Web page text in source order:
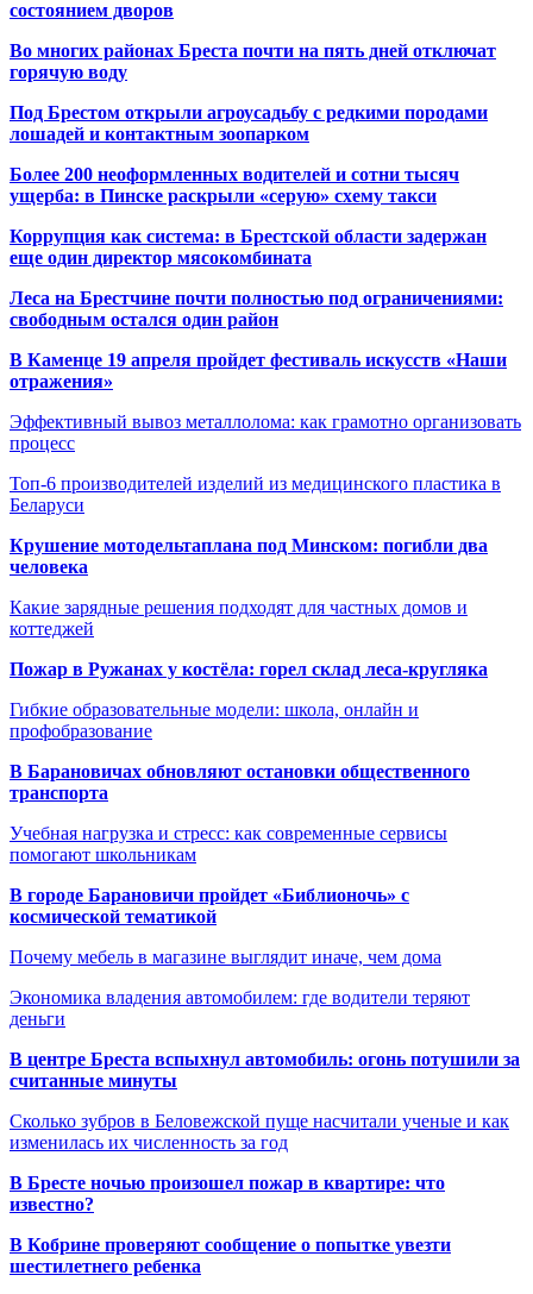
состоянием дворов
Во многих районах Бреста почти на пять дней отключат
горячую воду
Под Брестом открыли агроусадьбу с редкими породами
лошадей и контактным зоопарком
Более 200 неоформленных водителей и сотни тысяч
ущерба: в Пинске раскрыли «серую» схему такси
Коррупция как система: в Брестской области задержан
еще один директор мясокомбината
Леса на Брестчине почти полностью под ограничениями:
свободным остался один район
В Каменце 19 апреля пройдет фестиваль искусств «Наши
отражения»
Эффективный вывоз металлолома: как грамотно организовать
процесс
Топ-6 производителей изделий из медицинского пластика в
Беларуси
Крушение мотодельтаплана под Минском: погибли два
человека
Какие зарядные решения подходят для частных домов и
коттеджей
Пожар в Ружанах у костёла: горел склад леса-кругляка
Гибкие образовательные модели: школа, онлайн и
профобразование
В Барановичах обновляют остановки общественного
транспорта
Учебная нагрузка и стресс: как современные сервисы
помогают школьникам
В городе Барановичи пройдет «Библионочь» с
космической тематикой
Почему мебель в магазине выглядит иначе, чем дома
Экономика владения автомобилем: где водители теряют
деньги
В центре Бреста вспыхнул автомобиль: огонь потушили за
считанные минуты
Сколько зубров в Беловежской пуще насчитали ученые и как
изменилась их численность за год
В Бресте ночью произошел пожар в квартире: что
известно?
В Кобрине проверяют сообщение о попытке увезти
шестилетнего ребенка